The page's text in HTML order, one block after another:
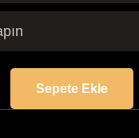
BTK/022
Sepete Ekle